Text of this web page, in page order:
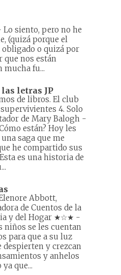
Lo siento, pero no he
(quizá porque el
o quizá por
que nos están
fu...
letras JP
de libros. El club
4. Solo
de Mary Balogh -
están? Hoy les
saga que me
he compartido sus
es una historia de
Abbott,
de Cuentos de la
y del Hogar ★☆★ -
niños se les cuentan
para que a su luz
despierten y crezcan
y anhelos
que...